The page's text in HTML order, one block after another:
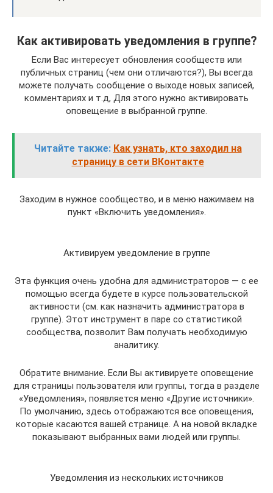
Как активировать уведомления в группе?
Если Вас интересует обновления сообществ или
публичных страниц (чем они отличаются?), Вы всегда
можете получать сообщение о выходе новых записей,
комментариях и т.д, Для этого нужно активировать
оповещение в выбранной группе.
Читайте также: Как узнать, кто заходил на
страницу в сети ВКонтакте
Заходим в нужное сообщество, и в меню нажимаем на
пункт «Включить уведомления».
Активируем уведомление в группе
Эта функция очень удобна для администраторов — с ее
помощью всегда будете в курсе пользовательской
активности (см. как назначить администратора в
группе). Этот инструмент в паре со статистикой
сообщества, позволит Вам получать необходимую
аналитику.
Обратите внимание. Если Вы активируете оповещение
для страницы пользователя или группы, тогда в разделе
«Уведомления», появляется меню «Другие источники».
По умолчанию, здесь отображаются все оповещения,
которые касаются вашей странице. А на новой вкладке
показывают выбранных вами людей или группы.
Уведомления из нескольких источников